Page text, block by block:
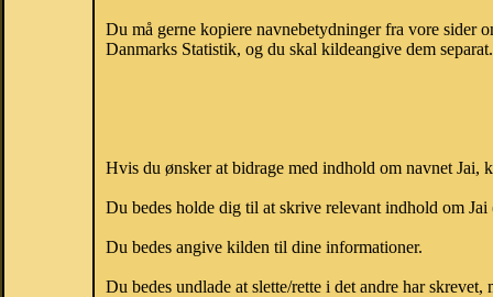
Du må gerne kopiere navnebetydninger fra vore sider
Danmarks Statistik, og du skal kildeangive dem
Hvis du ønsker at bidrage med indhold om navnet Jai,
Du bedes holde dig til at skrive relevant indhold om
Du bedes angive kilden til dine informationer.
Du bedes undlade at slette/rette i det andre har